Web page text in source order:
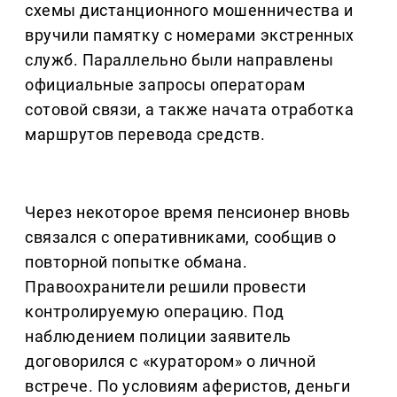
схемы дистанционного мошенничества и
вручили памятку с номерами экстренных
служб. Параллельно были направлены
официальные запросы операторам
сотовой связи, а также начата отработка
маршрутов перевода средств.
Через некоторое время пенсионер вновь
связался с оперативниками, сообщив о
повторной попытке обмана.
Правоохранители решили провести
контролируемую операцию. Под
наблюдением полиции заявитель
договорился с «куратором» о личной
встрече. По условиям аферистов, деньги